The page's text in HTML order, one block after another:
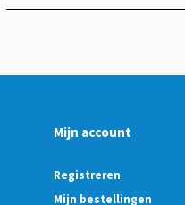
Mijn account
Registreren
Mijn bestellingen